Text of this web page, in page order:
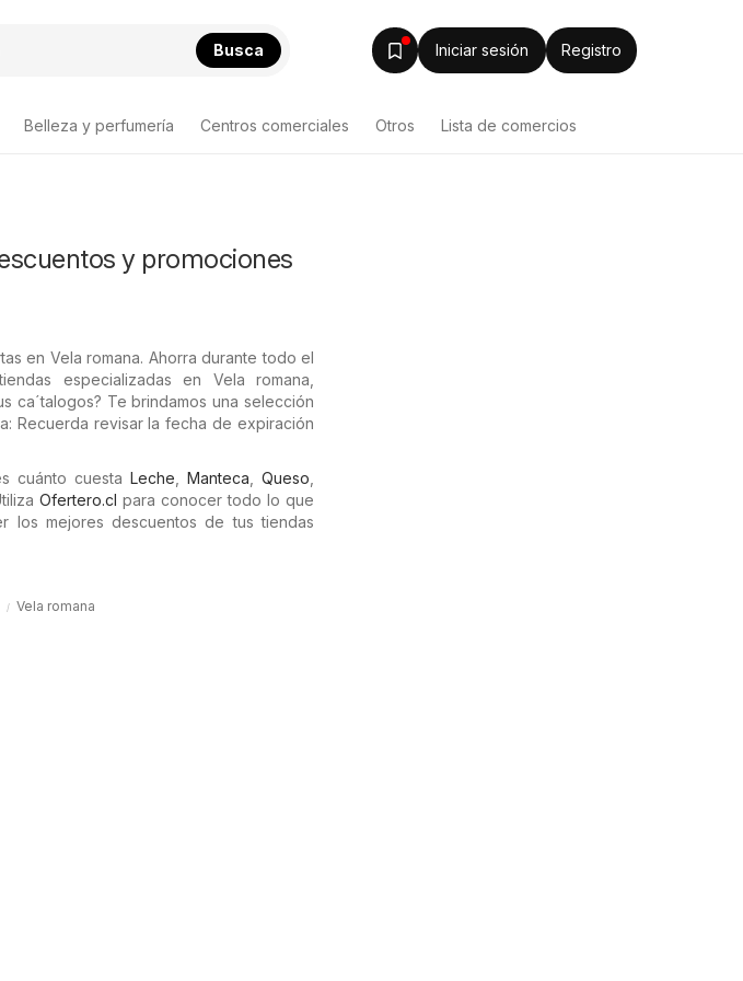
Busca Iniciar sesión Registro
Belleza y perfumería Centros comerciales Otros Lista de comercios
y promociones
en Vela romana. Ahorra durante todo el
especializadas en Vela romana,
ca´talogos? Te brindamos una selección
Recuerda revisar la fecha de expiración
cuánto cuesta Leche Manteca ,Queso
Ofertero.cl para conocer todo lo que
los mejores descuentos de tus tiendas
Vela romana